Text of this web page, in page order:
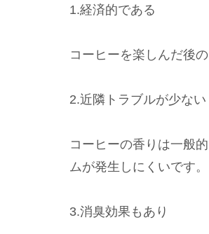
1.経済的である
コーヒーを楽しんだ後
2.近隣トラブルが少ない
コーヒーの香りは一般
ムが発生しにくいです。
3.消臭効果もあり